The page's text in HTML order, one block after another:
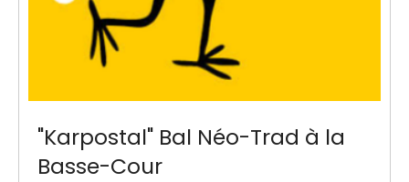
"Karpostal" Bal Néo-Trad à la
Basse-Cour